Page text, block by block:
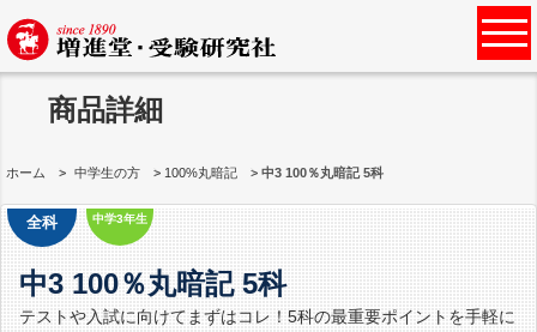
商品詳細
ホーム 中学生の方 100%丸暗記 中3 100％丸暗記 5科
全科 中学3年生
中3 100％丸暗記 5科
テストや入試に向けてまずはコレ！5科の最重要ポイントを手軽に